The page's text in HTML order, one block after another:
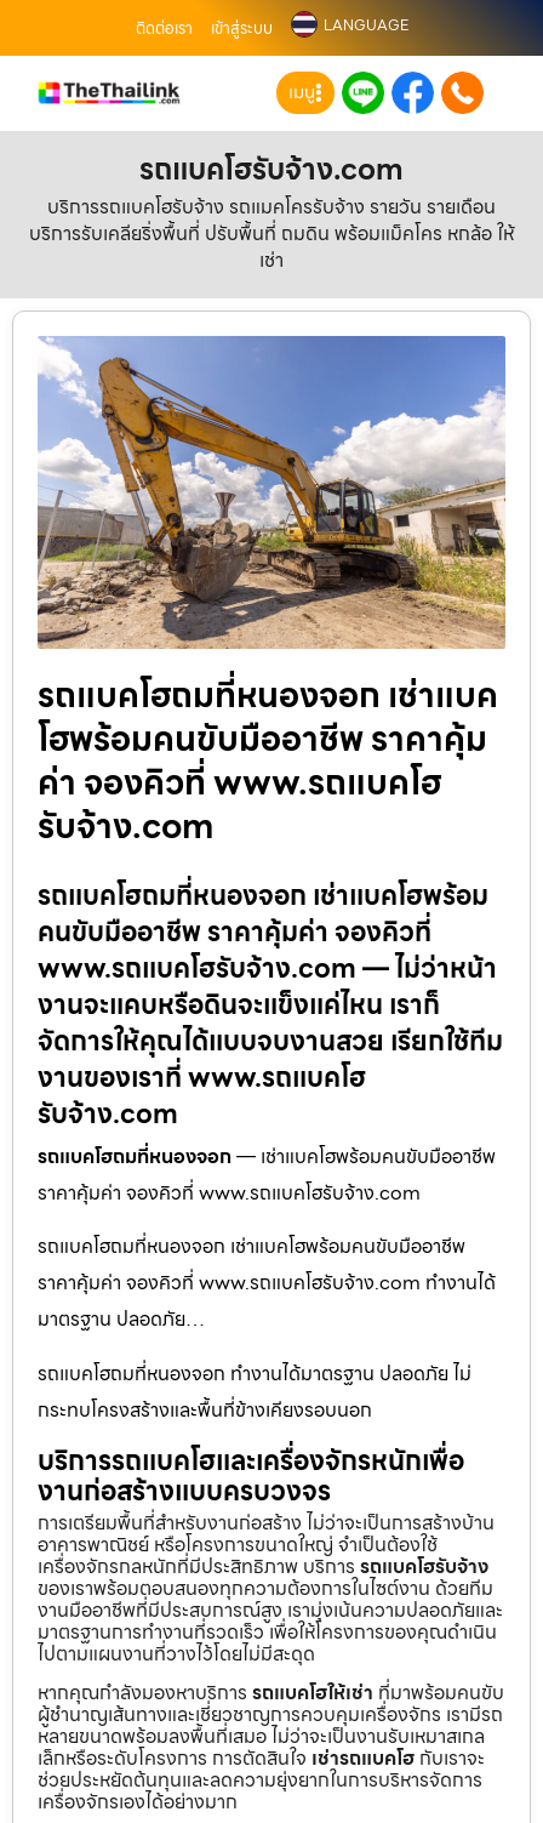
ติดต่อเรา เข้าสู่ระบบ LANGUAGE
เมนู
รถแบคโฮรับจ้าง.com
บริการรถแบคโฮรับจ้าง รถแมคโครรับจ้าง รายวัน รายเดือน
บริการรับเคลียริ่งพื้นที่ ปรับพื้นที่ ถมดิน พร้อมแม็คโคร หกล้อ ให้
เช่า
รถแบคโฮถมที่หนองจอก เช่าแบค
โฮพร้อมคนขับมืออาชีพ ราคาคุ้ม
ค่า จองคิวที่ www.รถแบคโฮ
รับจ้าง.com
รถแบคโฮถมที่หนองจอก เช่าแบคโฮพร้อม
คนขับมืออาชีพ ราคาคุ้มค่า จองคิวที่
www.รถแบคโฮรับจ้าง.com — ไม่ว่าหน้า
งานจะแคบหรือดินจะแข็งแค่ไหน เราก็
จัดการให้คุณได้แบบจบงานสวย เรียกใช้ทีม
งานของเราที่ www.รถแบคโฮ
รับจ้าง.com
รถแบคโฮถมที่หนองจอก— เช่าแบคโฮพร้อมคนขับมืออาชีพ
ราคาคุ้มค่า จองคิวที่ www.รถแบคโฮรับจ้าง.com
รถแบคโฮถมที่หนองจอก เช่าแบคโฮพร้อมคนขับมืออาชีพ
ราคาคุ้มค่า จองคิวที่ www.รถแบคโฮรับจ้าง.com ทำงานได้
มาตรฐาน ปลอดภัย…
รถแบคโฮถมที่หนองจอก ทำงานได้มาตรฐาน ปลอดภัย ไม่
กระทบโครงสร้างและพื้นที่ข้างเคียงรอบนอก
บริการรถแบคโฮและเครื่องจักรหนักเพื่อ
งานก่อสร้างแบบครบวงจร
การเตรียมพื้นที่สำหรับงานก่อสร้าง ไม่ว่าจะเป็นการสร้างบ้าน
อาคารพาณิชย์ หรือโครงการขนาดใหญ่ จำเป็นต้องใช้
เครื่องจักรกลหนักที่มีประสิทธิภาพ บริการ รถแบคโฮรับจ้าง
ของเราพร้อมตอบสนองทุกความต้องการในไซต์งาน ด้วยทีม
งานมืออาชีพที่มีประสบการณ์สูง เรามุ่งเน้นความปลอดภัยและ
มาตรฐานการทำงานที่รวดเร็ว เพื่อให้โครงการของคุณดำเนิน
ไปตามแผนงานที่วางไว้โดยไม่มีสะดุด
หากคุณกำลังมองหาบริการ รถแบคโฮให้เช่า ที่มาพร้อมคนขับ
ผู้ชำนาญเส้นทางและเชี่ยวชาญการควบคุมเครื่องจักร เรามีรถ
หลายขนาดพร้อมลงพื้นที่เสมอ ไม่ว่าจะเป็นงานรับเหมาสเกล
เล็กหรือระดับโครงการ การตัดสินใจ เช่ารถแบคโฮ กับเราจะ
ช่วยประหยัดต้นทุนและลดความยุ่งยากในการบริหารจัดการ
เครื่องจักรเองได้อย่างมาก